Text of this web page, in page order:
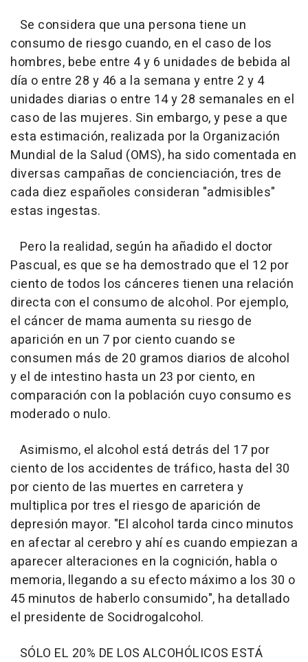
Se considera que una persona tiene un
consumo de riesgo cuando, en el caso de los
hombres, bebe entre 4 y 6 unidades de bebida al
día o entre 28 y 46 a la semana y entre 2 y 4
unidades diarias o entre 14 y 28 semanales en el
caso de las mujeres. Sin embargo, y pese a que
esta estimación, realizada por la Organización
Mundial de la Salud (OMS), ha sido comentada en
diversas campañas de concienciación, tres de
cada diez españoles consideran "admisibles"
estas ingestas.
Pero la realidad, según ha añadido el doctor
Pascual, es que se ha demostrado que el 12 por
ciento de todos los cánceres tienen una relación
directa con el consumo de alcohol. Por ejemplo,
el cáncer de mama aumenta su riesgo de
aparición en un 7 por ciento cuando se
consumen más de 20 gramos diarios de alcohol
y el de intestino hasta un 23 por ciento, en
comparación con la población cuyo consumo es
moderado o nulo.
Asimismo, el alcohol está detrás del 17 por
ciento de los accidentes de tráfico, hasta del 30
por ciento de las muertes en carretera y
multiplica por tres el riesgo de aparición de
depresión mayor. "El alcohol tarda cinco minutos
en afectar al cerebro y ahí es cuando empiezan a
aparecer alteraciones en la cognición, habla o
memoria, llegando a su efecto máximo a los 30 o
45 minutos de haberlo consumido", ha detallado
el presidente de Socidrogalcohol.
SÓLO EL 20% DE LOS ALCOHÓLICOS ESTÁ